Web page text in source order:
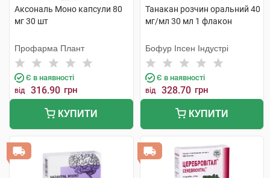
Аксональ Моно капсули 80
мг 30 шт
Профарма Плант
Є в наявності
від 316.90 грн
КУПИТИ
Танакан розчин оральний 40
мг/мл 30 мл 1 флакон
Бофур Іпсен Індустрі
Є в наявності
від 328.70 грн
КУПИТИ